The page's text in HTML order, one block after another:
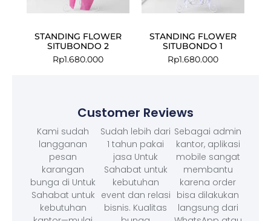
STANDING FLOWER
SITUBONDO 2
Rp1.680.000
STANDING FLOWER
SITUBONDO 1
Rp1.680.000
Customer Reviews
Kami sudah
langganan
pesan
karangan
bunga di Untuk
Sahabat untuk
kebutuhan
Sudah lebih dari
1 tahun pakai
jasa Untuk
Sahabat untuk
kebutuhan
event dan relasi
bisnis. Kualitas
Sebagai admin
kantor, aplikasi
mobile sangat
membantu
karena order
bisa dilakukan
langsung dari